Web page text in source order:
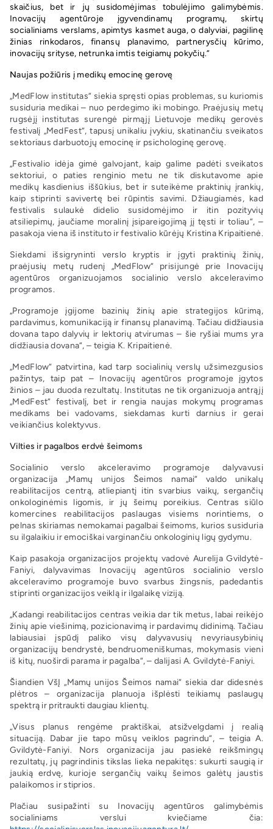
skaičius, bet ir jų susidomėjimas tobulėjimo galimybėmis.
Inovacijų agentūroje įgyvendinamų programų, skirtų
socialiniams verslams, apimtys kasmet auga, o dalyviai, pagilinę
žinias rinkodaros, finansų planavimo, partnerysčių kūrimo,
inovacijų srityse, netrunka imtis teigiamų pokyčių.“
Naujas požiūris į medikų emocinę gerovę
„MedFlow institutas“ siekia spręsti opias problemas, su kuriomis
susiduria medikai – nuo perdegimo iki mobingo. Praėjusių metų
rugsėjį institutas surengė pirmąjį Lietuvoje medikų gerovės
festivalį „MedFest“, tapusį unikaliu įvykiu, skatinančiu sveikatos
sektoriaus darbuotojų emocinę ir psichologinę gerovę.
„Festivalio idėja gimė galvojant, kaip galime padėti sveikatos
sektoriui, o paties renginio metu ne tik diskutavome apie
medikų kasdienius iššūkius, bet ir suteikėme praktinių įrankių,
kaip stiprinti savivertę bei rūpintis savimi. Džiaugiamės, kad
festivalis sulaukė didelio susidomėjimo ir itin pozityvių
atsiliepimų, jaučiame moralinį įsipareigojimą jį tęsti ir toliau“, –
pasakoja viena iš instituto ir festivalio kūrėjų Kristina Kripaitienė.
Siekdami išsigryninti verslo kryptis ir įgyti praktinių žinių,
praėjusių metų rudenį „MedFlow“ prisijungė prie Inovacijų
agentūros organizuojamos socialinio verslo akceleravimo
programos.
„Programoje įgijome bazinių žinių apie strategijos kūrimą,
pardavimus, komunikaciją ir finansų planavimą. Tačiau didžiausia
dovana tapo dalyvių ir lektorių atvirumas – šie ryšiai mums yra
didžiausia dovana“, – teigia K. Kripaitienė.
„MedFlow“ patvirtina, kad tarp socialinių verslų užsimezgusios
pažintys, taip pat – Inovacijų agentūros programoje įgytos
žinios – jau duoda rezultatų. Institutas ne tik organizuoja antrąjį
„MedFest“ festivalį, bet ir rengia naujas mokymų programas
medikams bei vadovams, siekdamas kurti darnius ir gerai
veikiančius kolektyvus.
Vilties ir pagalbos erdvė šeimoms
Socialinio verslo akceleravimo programoje dalyvavusi
organizacija „Mamų unijos Šeimos namai“ valdo unikalų
reabilitacijos centrą, atliepiantį itin svarbius vaikų, sergančių
onkologinėmis ligomis, ir jų šeimų poreikius. Centras siūlo
komercines reabilitacijos paslaugas visiems norintiems, o
pelnas skiriamas nemokamai pagalbai šeimoms, kurios susiduria
su ilgalaikiu ir emociškai varginančiu onkologinių ligų gydymu.
Kaip pasakoja organizacijos projektų vadovė Aurelija Gvildytė-
Faniyi, dalyvavimas Inovacijų agentūros socialinio verslo
akceleravimo programoje buvo svarbus žingsnis, padedantis
stiprinti organizacijos veiklą ir ilgalaikę viziją.
„Kadangi reabilitacijos centras veikia dar tik metus, labai reikėjo
žinių apie viešinimą, pozicionavimą ir pardavimų didinimą. Tačiau
labiausiai įspūdį paliko visų dalyvavusių nevyriausybinių
organizacijų bendrystė, bendruomeniškumas, mokymasis vieni
iš kitų, nuoširdi parama ir pagalba“, – dalijasi A. Gvildytė-Faniyi.
Šiandien VšĮ „Mamų unijos Šeimos namai“ siekia dar didesnės
plėtros – organizacija planuoja išplėsti teikiamų paslaugų
spektrą ir pritraukti daugiau klientų.
„Visus planus rengėme praktiškai, atsižvelgdami į realią
situaciją. Dabar jie tapo mūsų veiklos pagrindu“, – teigia A.
Gvildytė-Faniyi. Nors organizacija jau pasiekė reikšmingų
rezultatų, jų pagrindinis tikslas lieka nepakitęs: sukurti saugią ir
jaukią erdvę, kurioje sergančių vaikų šeimos galėtų jaustis
palaikomos ir stiprios.
Plačiau susipažinti su Inovacijų agentūros galimybėmis
socialiniams verslui kviečiame čia: